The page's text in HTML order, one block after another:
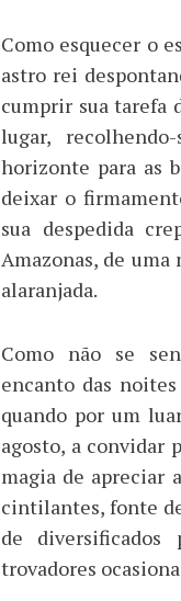
Como esquecer o
astro rei
cumprir sua tarefa
lugar,
horizonte para as
deixar o
sua despedida
Amazonas, de
alaranjada.
Como não se
encanto das
quando por um
agosto, a convidar
magia de apreciar
cintilantes, fonte
de diversificados
trovadores